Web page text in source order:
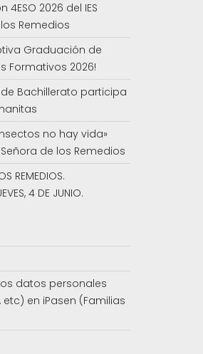
2026 del IES
Remedios
Graduación de
Formativos 2026!
de Bachillerato participa
no hay vida»
de los Remedios
REMEDIOS.
4 DE JUNIO.
datos personales
en iPasen (Familias